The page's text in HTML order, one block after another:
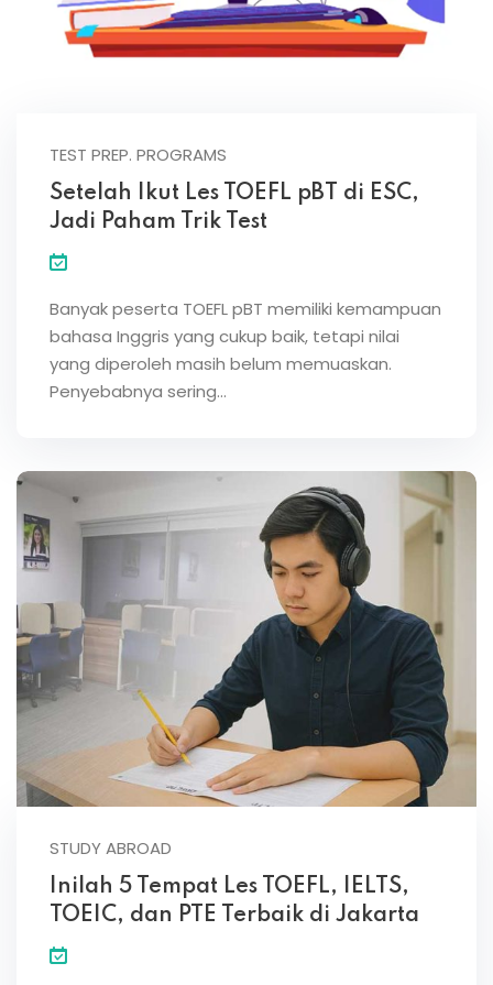
TEST PREP. PROGRAMS
Setelah Ikut Les TOEFL pBT di ESC,
Jadi Paham Trik Test
Banyak peserta TOEFL pBT memiliki kemampuan
bahasa Inggris yang cukup baik, tetapi nilai
yang diperoleh masih belum memuaskan.
Penyebabnya sering…
STUDY ABROAD
Inilah 5 Tempat Les TOEFL, IELTS,
TOEIC, dan PTE Terbaik di Jakarta